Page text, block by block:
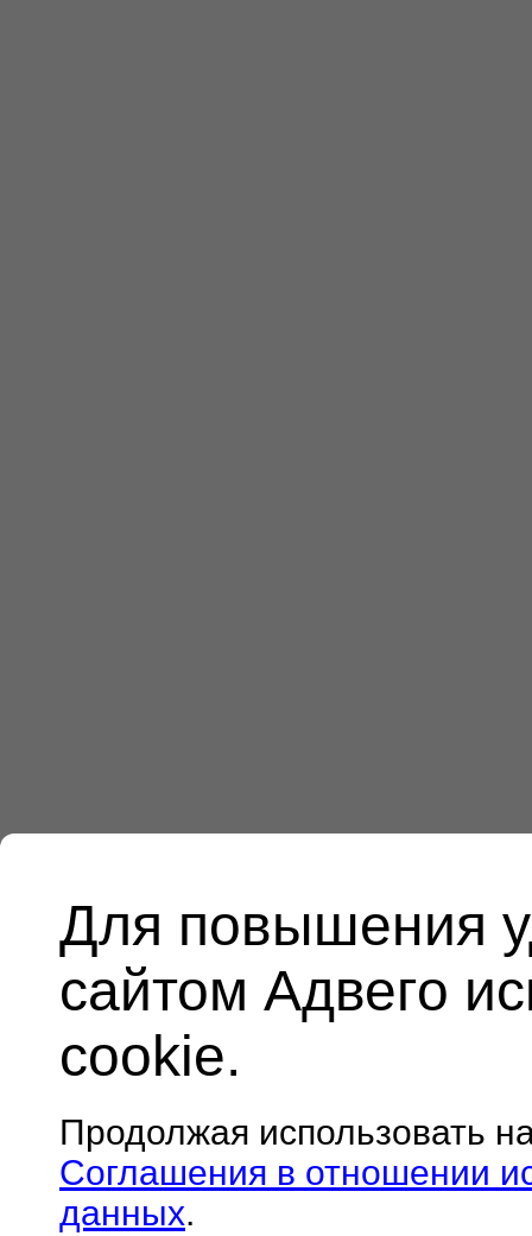
Для повышения
сайтом Адвего
cookie.
Продолжая использовать
Соглашения в отношении
данных.